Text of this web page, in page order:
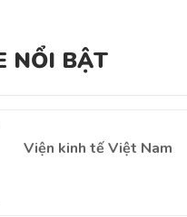
NỔI BẬT
Viện kinh tế Việt Nam